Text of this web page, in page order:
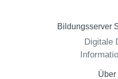
Bildungsserver
Digitale
Über